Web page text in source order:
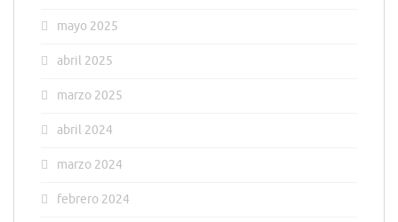
mayo 2025
abril 2025
marzo 2025
abril 2024
marzo 2024
febrero 2024